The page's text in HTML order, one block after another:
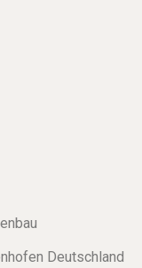
Deutschland